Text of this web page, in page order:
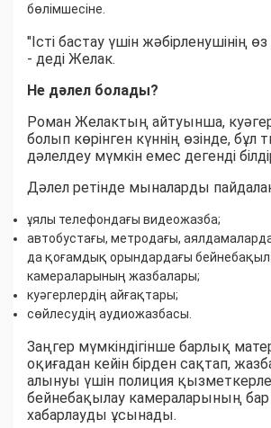
бөлімшесіне.
"Істі бастау үшін жәбірленушінің
- деді Желак.
Не дәлел болады?
Роман Желактың айтуынша,
болып көрінген күннің өзінде, бұл
дәлелдеу мүмкін емес дегенді
Дәлел ретінде мыналарды
ұялы телефондағы видеожазба;
автобустағы, метродағы,
да қоғамдық орындардағы
камераларының жазбалары;
куәгерлердің айғақтары;
сөйлесудің аудиожазбасы.
Заңгер мүмкіндігінше барлық
оқиғадан кейін бірден сақтап,
алынуы үшін полиция
бейнебақылау камераларының бар
хабарлауды ұсынады.